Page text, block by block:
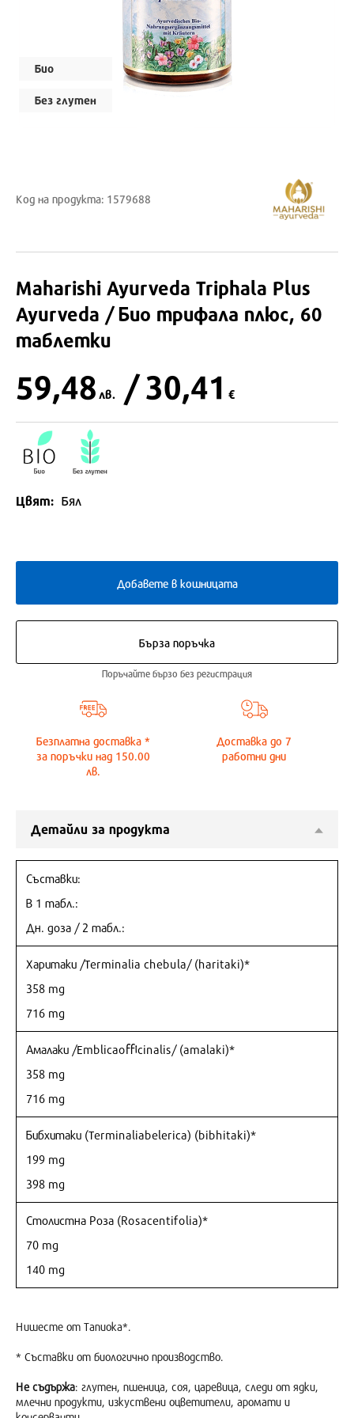
Био
Без глутен
Код на продукта: 1579688
Maharishi Ayurveda Triphala Plus
Ayurveda / Био трифала плюс, 60
таблетки
59,48 лв. / 30,41 €
Цвят: Бял
Добавете в кошницата
Бърза поръчка
Поръчайте бързо без регистрация
Безплатна доставка *
за поръчки над 150.00
лв.
Доставка до7
работни дни
Детайли за продукта
Съставки:
В 1 табл.:
Дн. доза / 2 табл.:
Харитаки /Terminalia chebula/ (haritaki)*
358 mg
716 mg
Амалаки /Emblicaofficinalis/ (amalaki)*
358 mg
716 mg
Бибхитаки (Terminaliabelerica) (bibhitaki)*
199 mg
398 mg
Столистна Роза (Rosacentifolia)*
70 mg
140 mg
Нишесте от Тапиока*.
* Съставки от биологично производство.
Не съдържа: глутен, пшеница, соя, царевица, следи от ядки,
млечни продукти, изкуствени оцветители, аромати и